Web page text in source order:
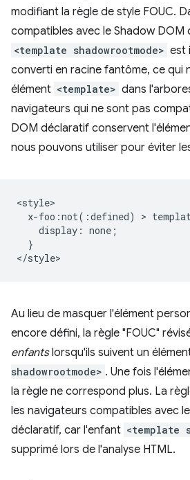
modifiant la règle de style FOUC.
compatibles avec le Shadow DOM
<template shadowrootmode> est
converti en racine fantôme, ce qui
élément <template> dans
navigateurs qui ne sont pas
DOM déclaratif conservent
nous pouvons utiliser pour éviter
<style>
x-foo:not(:defined) >
    display: none;
  }
Au lieu de masquer l'élément
encore défini, la règle "FOUC"
enfantslorsqu'ils suivent un
shadowrootmode> . Une fois
la règle ne correspond plus. La
les navigateurs compatibles avec
déclaratif, car l'enfant <template
supprimé lors de l'analyse HTML.